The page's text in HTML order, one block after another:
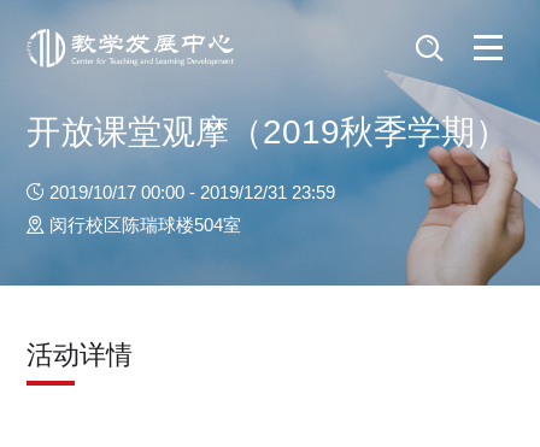
开放课堂观摩（2019秋季学期）
2019/10/17 00:00 - 2019/12/31 23:59
闵行校区陈瑞球楼504室
活动详情